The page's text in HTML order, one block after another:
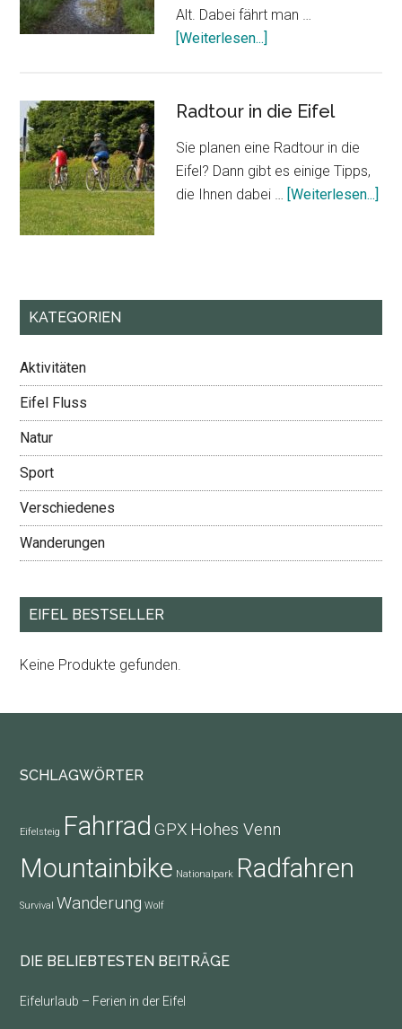
Alt. Dabei fährt man …
[Weiterlesen...]
Hohe
Radtour in die Eifel
Sie planen eine Radtour in die
Eifel? Dann gibt es einige Tipps,
die Ihnen dabei … [Weiterlesen...]
KATEGORIEN
Aktivitäten
Eifel Fluss
Natur
Sport
Verschiedenes
Wanderungen
EIFEL BESTSELLER
Keine Produkte gefunden.
Footer
SCHLAGWÖRTER
Eifelsteig Fahrrad GPX Hohes Venn
Mountainbike Nationalpark Radfahren
Survival Wanderung Wolf
DIE BELIEBTESTEN BEITRÄGE
Eifelurlaub – Ferien in der Eifel